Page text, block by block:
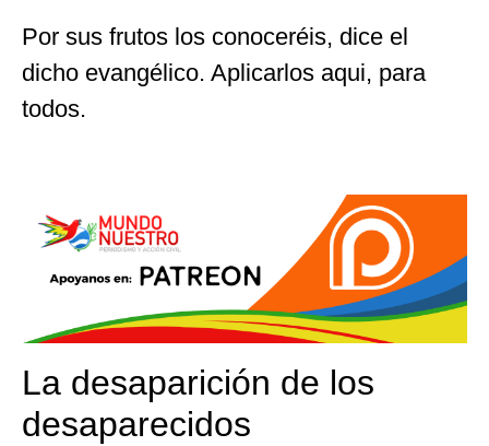
Por sus frutos los conoceréis, dice el
dicho evangélico. Aplicarlos aqui, para
todos.
La desaparición de los
desaparecidos